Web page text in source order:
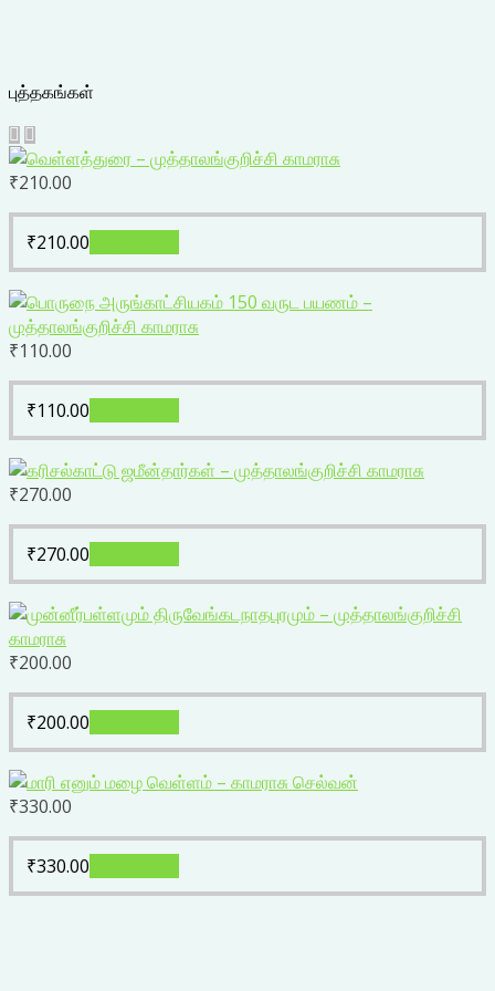
புத்தகங்கள்
₹210.00
₹210.00
₹110.00
₹110.00
₹270.00
₹270.00
₹200.00
₹200.00
₹330.00
₹330.00